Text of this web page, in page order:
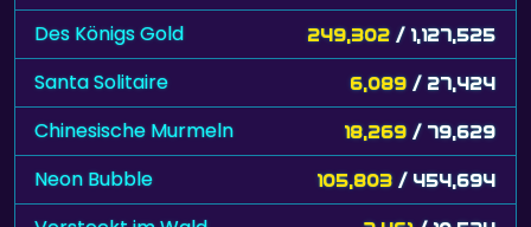
Des Königs Gold 249,302 / 1,127,525
Santa Solitaire 6,089 / 27,424
Chinesische Murmeln 18,269 / 79,629
Neon Bubble 105,803 / 454,694